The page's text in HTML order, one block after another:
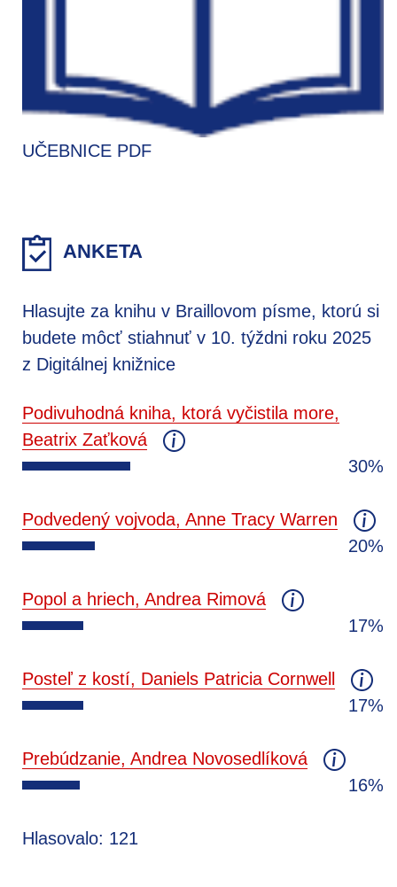
UČEBNICE PDF
ANKETA
Hlasujte za knihu v Braillovom písme, ktorú si
budete môcť stiahnuť v 10. týždni roku 2025
z Digitálnej knižnice
Podivuhodná kniha, ktorá vyčistila more,
Beatrix Zaťková
30%
Podvedený vojvoda, Anne Tracy Warren
20%
Popol a hriech, Andrea Rimová
17%
Posteľ z kostí, Daniels Patricia Cornwell
17%
Prebúdzanie, Andrea Novosedlíková
16%
Hlasovalo: 121